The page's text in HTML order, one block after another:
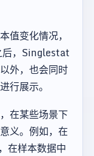
值变化情况，
后，Singlestat
外，也会同时
行展示。
在某些场景下
义。例如，在
在样本数据中